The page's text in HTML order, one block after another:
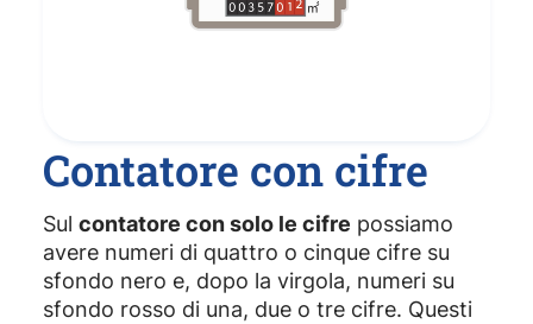
Contatore con cifre
Sul contatore con solo le cifre possiamo
avere numeri di quattro o cinque cifre su
sfondo nero e, dopo la virgola, numeri su
sfondo rosso di una, due o tre cifre. Questi